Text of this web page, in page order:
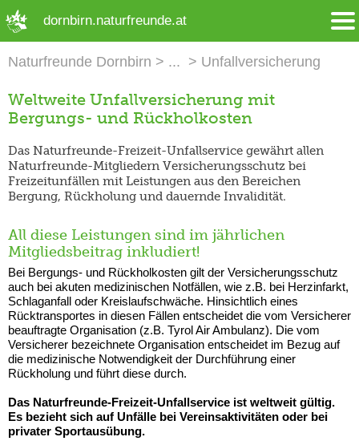
dornbirn.naturfreunde.at
Naturfreunde Dornbirn Unfallversicherung
Weltweite Unfallversicherung mit
Bergungs- und Rückholkosten
Das Naturfreunde-Freizeit-Unfallservice gewährt allen
Naturfreunde-Mitgliedern Versicherungsschutz bei
Freizeitunfällen mit Leistungen aus den Bereichen
Bergung, Rückholung und dauernde Invalidität.
All diese Leistungen sind im jährlichen
Mitgliedsbeitrag inkludiert!
Bei Bergungs- und Rückholkosten gilt der Versicherungsschutz
auch bei akuten medizinischen Notfällen, wie z.B. bei Herzinfarkt,
Schlaganfall oder Kreislaufschwäche. Hinsichtlich eines
Rücktransportes in diesen Fällen entscheidet die vom Versicherer
beauftragte Organisation (z.B. Tyrol Air Ambulanz). Die vom
Versicherer bezeichnete Organisation entscheidet im Bezug auf
die medizinische Notwendigkeit der Durchführung einer
Rückholung und führt diese durch.
Das Naturfreunde-Freizeit-Unfallservice ist weltweit gültig.
Es bezieht sich auf Unfälle bei Vereinsaktivitäten oder bei
privater Sportausübung.